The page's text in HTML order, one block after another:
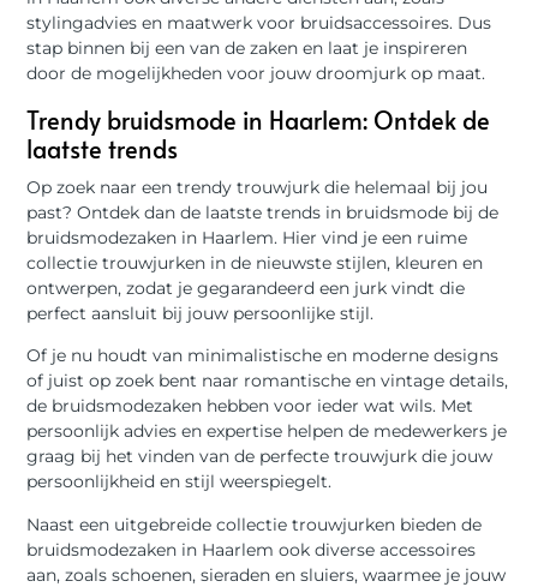
stylingadvies en maatwerk voor bruidsaccessoires. Dus
stap binnen bij een van de zaken en laat je inspireren
door de mogelijkheden voor jouw droomjurk op maat.
Trendy bruidsmode in Haarlem: Ontdek de
laatste trends
Op zoek naar een trendy trouwjurk die helemaal bij jou
past? Ontdek dan de laatste trends in bruidsmode bij de
bruidsmodezaken in Haarlem. Hier vind je een ruime
collectie trouwjurken in de nieuwste stijlen, kleuren en
ontwerpen, zodat je gegarandeerd een jurk vindt die
perfect aansluit bij jouw persoonlijke stijl.
Of je nu houdt van minimalistische en moderne designs
of juist op zoek bent naar romantische en vintage details,
de bruidsmodezaken hebben voor ieder wat wils. Met
persoonlijk advies en expertise helpen de medewerkers je
graag bij het vinden van de perfecte trouwjurk die jouw
persoonlijkheid en stijl weerspiegelt.
Naast een uitgebreide collectie trouwjurken bieden de
bruidsmodezaken in Haarlem ook diverse accessoires
aan, zoals schoenen, sieraden en sluiers, waarmee je jouw